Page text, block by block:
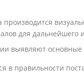
производится
для дальнейшего
выявляют
в правильности